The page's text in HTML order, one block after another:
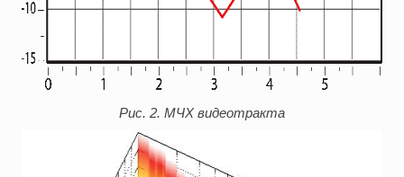
Рис. 2. МЧХ видеотракта